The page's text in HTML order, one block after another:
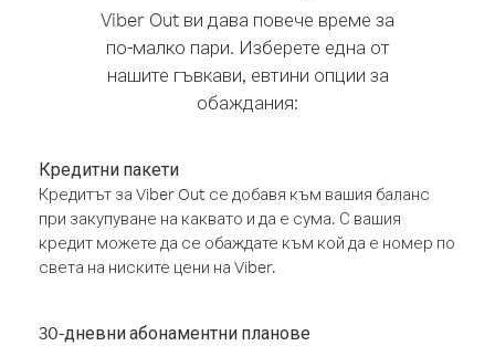
Viber Out ви дава повече време за
по-малко пари. Изберете една от
нашите гъвкави, евтини опции за
обаждания:
Кредитни пакети
Кредитът за Viber Out се добавя към вашия баланс
при закупуване на каквато и да е сума. С вашия
кредит можете да се обаждате към кой да е номер по
света на ниските цени на Viber.
30-дневни абонаментни планове